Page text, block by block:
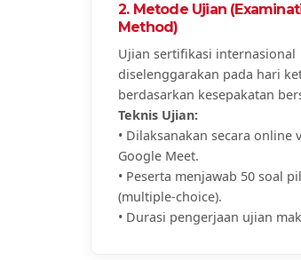
2. Metode Ujian
Method)
Ujian sertifikasi internasional
diselenggarakan pada hari
berdasarkan kesepakatan
Teknis Ujian:
• Dilaksanakan secara online
Google Meet.
• Peserta menjawab 50 soal
(multiple-choice).
• Durasi pengerjaan ujian